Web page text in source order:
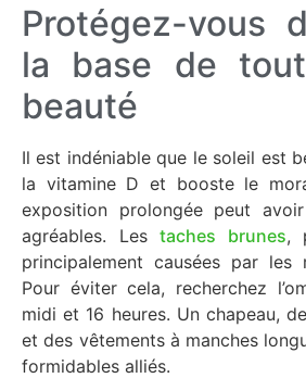
Protégez-vous
la base de
beauté
Il est indéniable que le soleil est
la vitamine D et booste le
exposition prolongée peut
agréables. Les taches brunes,
principalement causées par les
Pour éviter cela, recherchez
midi et 16 heures. Un chapeau,
et des vêtements à manches
formidables alliés.